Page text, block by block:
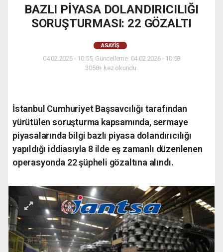
BAZLI PİYASA DOLANDIRICILIĞI
SORUŞTURMASI: 22 GÖZALTI
ASAYIŞ
04.02.2026 - 10:55, Güncelleme: 04.02.2026 - 10:58
3058+ kez okundu.
İstanbul Cumhuriyet Başsavcılığı tarafından
yürütülen soruşturma kapsamında, sermaye
piyasalarında bilgi bazlı piyasa dolandırıcılığı
yapıldığı iddiasıyla 8 ilde eş zamanlı düzenlenen
operasyonda 22 şüpheli gözaltına alındı.